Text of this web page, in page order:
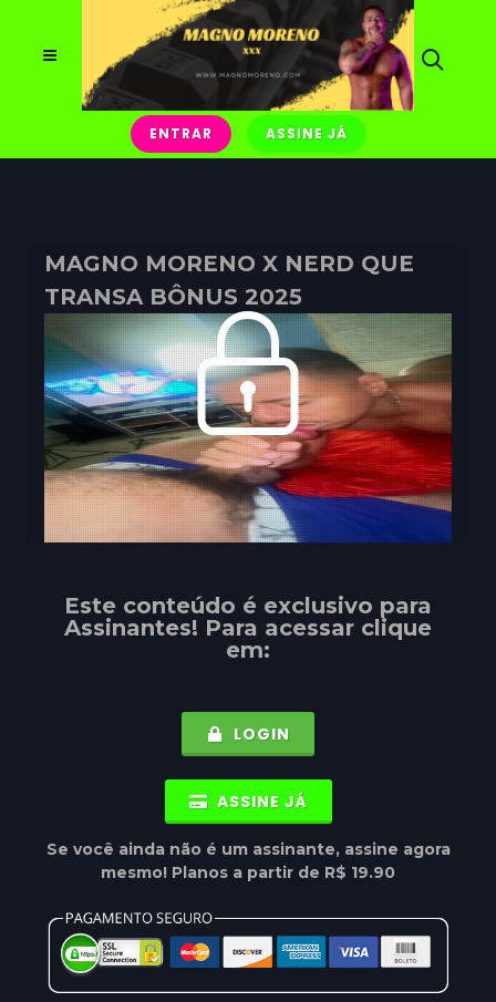
ENTRAR ASSINE JÁ
MAGNO MORENO X NERD QUE
TRANSA BÔNUS 2025
Este conteúdo é exclusivo para
Assinantes! Para acessar clique
em:
LOGIN
ASSINE JÁ
Se você ainda não é um assinante, assine agora
mesmo! Planos a partir de R$ 19.90